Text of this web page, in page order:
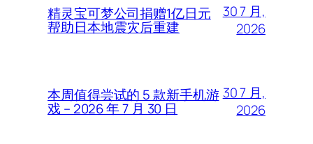
精灵宝可梦公司捐赠1亿日元
帮助日本地震灾后重建
30 7 月,
2026
本周值得尝试的 5 款新手机游
戏 – 2026 年 7 月 30 日
30 7 月,
2026